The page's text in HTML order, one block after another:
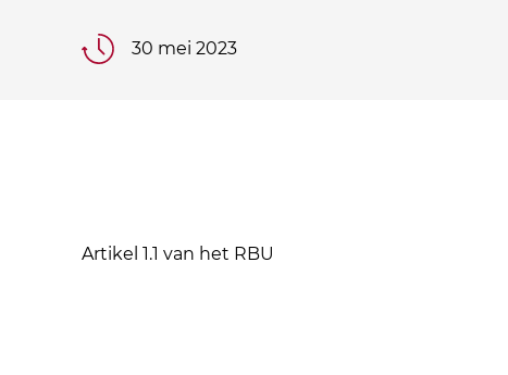
30 mei 2023
Artikel 1.1 van het RBU